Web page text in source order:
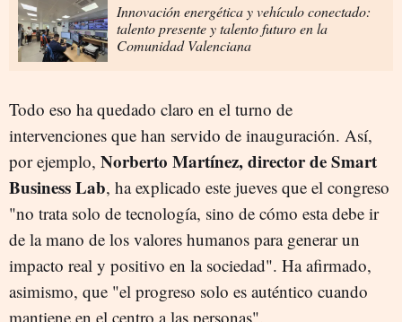
Innovación energética y vehículo conectado:
talento presente y talento futuro en la
Comunidad Valenciana
Todo eso ha quedado claro en el turno de
intervenciones que han servido de inauguración. Así,
por ejemplo, Norberto Martínez, director de Smart
Business Lab, ha explicado este jueves que el congreso
"no trata solo de tecnología, sino de cómo esta debe ir
de la mano de los valores humanos para generar un
impacto real y positivo en la sociedad". Ha afirmado,
asimismo, que "el progreso solo es auténtico cuando
mantiene en el centro a las personas".